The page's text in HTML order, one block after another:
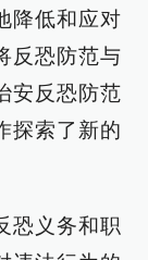
降低和应对
反恐防范与
安反恐防范
探索了新的
恐义务和职